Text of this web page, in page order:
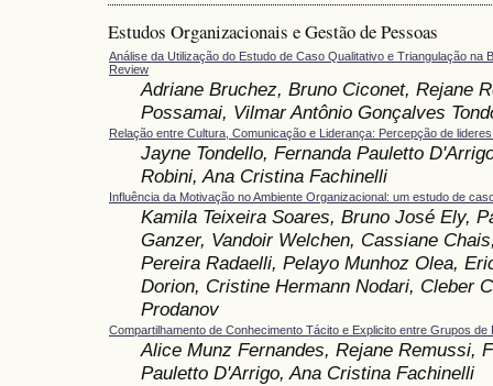
Estudos Organizacionais e Gestão de Pessoas
Análise da Utilização do Estudo de Caso Qualitativo e Triangulação na
Review
Adriane Bruchez, Bruno Ciconet, Rejane
Possamai, Vilmar Antônio Gonçalves
Relação entre Cultura, Comunicação e Liderança: Percepção de
Jayne Tondello, Fernanda Pauletto
Robini, Ana Cristina Fachinelli
Influência da Motivação no Ambiente Organizacional: um estudo de
Kamila Teixeira Soares, Bruno José Ely,
Ganzer, Vandoir Welchen, Cassiane
Pereira Radaelli, Pelayo Munhoz Olea,
Dorion, Cristine Hermann Nodari, Cleber
Prodanov
Compartilhamento de Conhecimento Tácito e Explicito entre Grupos de
Alice Munz Fernandes, Rejane Remussi,
Pauletto D'Arrigo, Ana Cristina Fachinelli